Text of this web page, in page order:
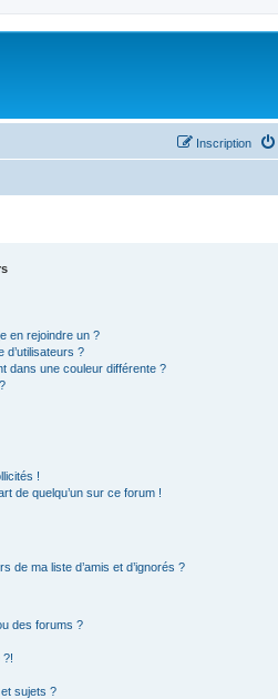
Inscription
en rejoindre un ?
d’utilisateurs ?
dans une couleur différente ?
!
de quelqu’un sur ce forum !
de ma liste d’amis et d’ignorés ?
des forums ?
?!
sujets ?